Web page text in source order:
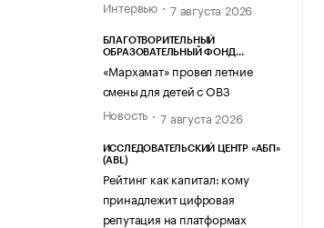
Интервью
7 августа 2026
БЛАГОТВОРИТЕЛЬНЫЙ
ОБРАЗОВАТЕЛЬНЫЙ ФОНД
«Мархамат» провел летние
смены для детей с ОВЗ
Новость
7 августа 2026
ИССЛЕДОВАТЕЛЬСКИЙ ЦЕНТР «АБП»
(ABL)
Рейтинг как капитал: кому
принадлежит цифровая
репутация на платформах